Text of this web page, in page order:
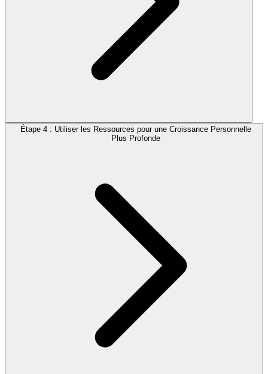
Étape 4 : Utiliser les Ressources pour une Croissance Personnelle
Plus Profonde